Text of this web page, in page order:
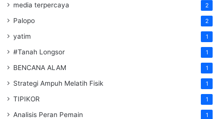
media terpercaya 2
Palopo 2
yatim 1
#Tanah Longsor 1
BENCANA ALAM 1
Strategi Ampuh Melatih Fisik 1
TIPIKOR 1
Analisis Peran Pemain 1